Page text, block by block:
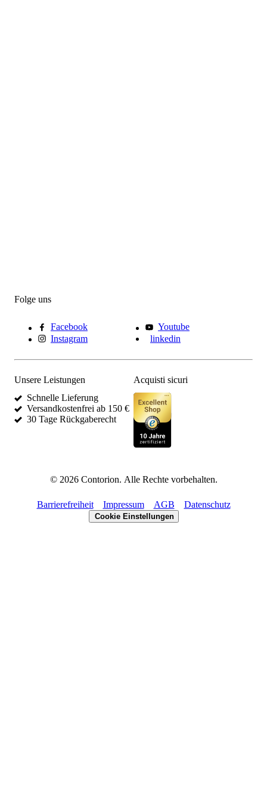
Folge uns
Facebook
Youtube
Instagram
linkedin
Unsere Leistungen
Schnelle Lieferung
Versandkostenfrei ab 150 €
30 Tage Rückgaberecht
Acquisti sicuri
© 2026Contorion. Alle Rechte vorbehalten.
Barrierefreiheit Impressum AGB Datenschutz
Cookie Einstellungen